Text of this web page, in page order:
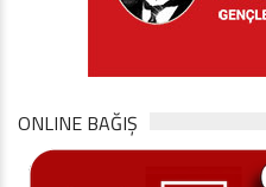
ONLINE BAĞIŞ